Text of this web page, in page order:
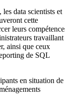
data scientists et
cette
leurs
travaillant
ainsi que ceux
de SQL
en situation de